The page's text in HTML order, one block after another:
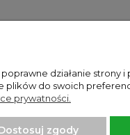
działanie
do swoich
prywatności.
zgody